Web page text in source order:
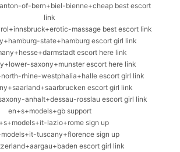
of-bern+biel-bienne+cheap best escort
link
massage best escort link
state+hamburg escort girl link
escort here link
saxony+munster escort here link
rhine-westphalia+halle escort girl link
escort girl link
anhalt+dessau-rosslau escort girl link
en+s+models+gb support
lazio+rome sign up
tuscany+florence sign up
escort girl link